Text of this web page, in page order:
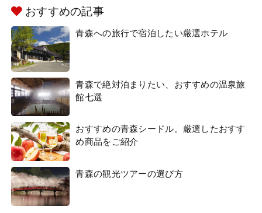
おすすめの記事
青森への旅行で宿泊したい厳選ホテル
青森で絶対泊まりたい、おすすめの温泉旅
館七選
おすすめの青森シードル。厳選したおすす
め商品をご紹介
青森の観光ツアーの選び方